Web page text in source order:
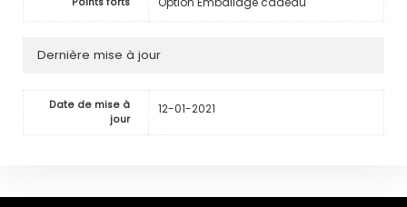
Dernière mise à jour
Date de mise à
jour
12-01-2021